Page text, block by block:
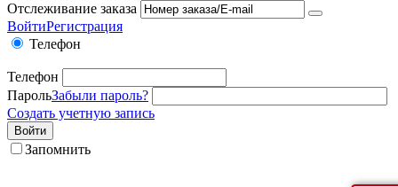
Отслеживание заказа
ВойтиРегистрация
Телефон
Телефон
ПарольЗабыли пароль?
Создать учетную запись
Войти
Запомнить